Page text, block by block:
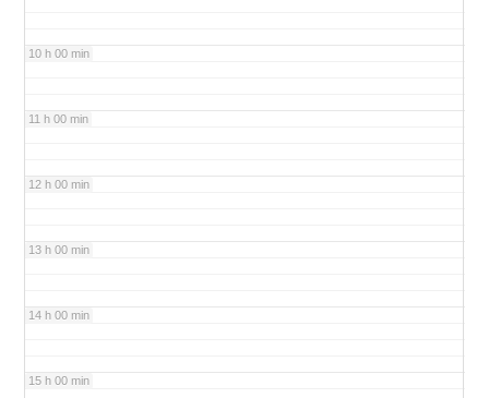
10 h 00 min
11 h 00 min
12 h 00 min
13 h 00 min
14 h 00 min
15 h 00 min